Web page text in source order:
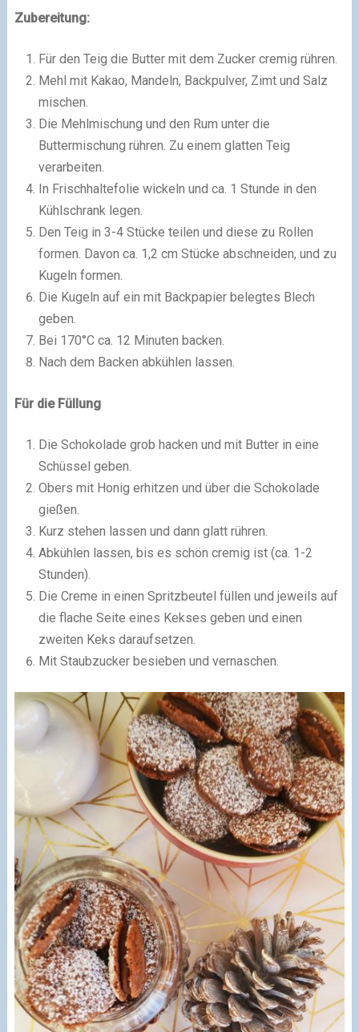
Zubereitung:
Für den Teig die Butter mit dem Zucker cremig rühren.
Mehl mit Kakao, Mandeln, Backpulver, Zimt und Salz
mischen.
Die Mehlmischung und den Rum unter die
Buttermischung rühren. Zu einem glatten Teig
verarbeiten.
In Frischhaltefolie wickeln und ca. 1 Stunde in den
Kühlschrank legen.
Den Teig in 3-4 Stücke teilen und diese zu Rollen
formen. Davon ca. 1,2 cm Stücke abschneiden, und zu
Kugeln formen.
Die Kugeln auf ein mit Backpapier belegtes Blech
geben.
Bei 170°C ca. 12 Minuten backen.
Nach dem Backen abkühlen lassen.
Für die Füllung
Die Schokolade grob hacken und mit Butter in eine
Schüssel geben.
Obers mit Honig erhitzen und über die Schokolade
gießen.
Kurz stehen lassen und dann glatt rühren.
Abkühlen lassen, bis es schön cremig ist (ca. 1-2
Stunden).
Die Creme in einen Spritzbeutel füllen und jeweils auf
die flache Seite eines Kekses geben und einen
zweiten Keks daraufsetzen.
Mit Staubzucker besieben und vernaschen.